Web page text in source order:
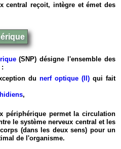
central reçoit, intègre et émet des
(SNP) désigne l'ensemble des
:
du nerf optique (II) qui fait
,
périphérique permet la circulation
le système nerveux central et les
(dans les deux sens) pour un
de l'organisme.